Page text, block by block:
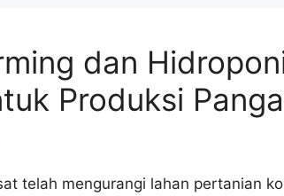
dan
Produksi
telah mengurangi lahan pertanian